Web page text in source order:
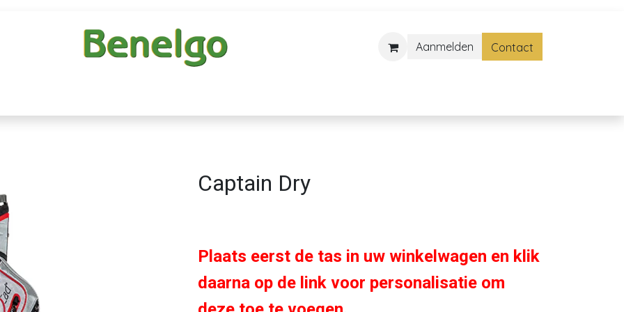
Aanmelden Contact
Captain Dry
Plaats eerst de tas in uw winkelwagen en klik
daarna op de link voor personalisatie om